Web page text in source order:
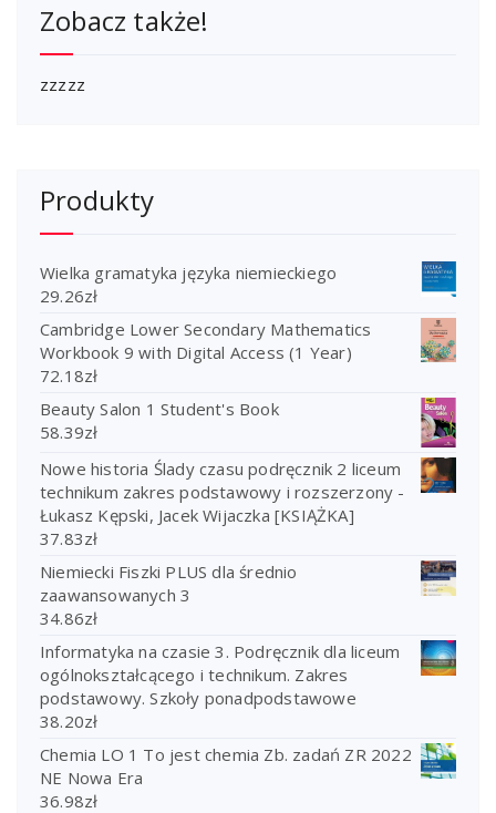
Zobacz także!
zzzzz
Produkty
Wielka gramatyka języka niemieckiego
29.26zł
Cambridge Lower Secondary Mathematics
Workbook 9 with Digital Access (1 Year)
72.18zł
Beauty Salon 1 Student's Book
58.39zł
Nowe historia Ślady czasu podręcznik 2 liceum
technikum zakres podstawowy i rozszerzony -
Łukasz Kępski, Jacek Wijaczka [KSIĄŻKA]
37.83zł
Niemiecki Fiszki PLUS dla średnio
zaawansowanych 3
34.86zł
Informatyka na czasie 3. Podręcznik dla liceum
ogólnokształcącego i technikum. Zakres
podstawowy. Szkoły ponadpodstawowe
38.20zł
Chemia LO 1 To jest chemia Zb. zadań ZR 2022
NE Nowa Era
36.98zł